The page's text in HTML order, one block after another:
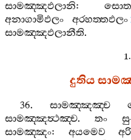
සාමඤ‍්ඤඵලානි:
අනාගාමිඵලං
අරහත‍්තඵලං
සාමඤ‍්ඤඵලානීති.
දුතිය
36. සාමඤ‍්ඤඤ‍්ච
සාමඤ‍්ඤත්‍ථඤ‍්ච. තං
සාමඤ‍්ඤං: අයමෙව